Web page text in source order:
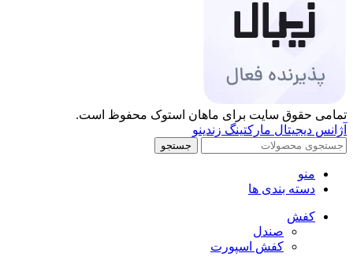
تمامی حقوق سایت برای ماهان استوک محفوظ است.
آژانس دیجیتال مارکتینگ زندینو
جستجو
منو
دسته بندی ها
کفش
صندل
کفش اسپورت